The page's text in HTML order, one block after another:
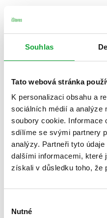
Souhlas
Tato webová stránka
K personalizaci obsahu a
sociálních médií a analýze
soubory cookie. Informace
sdílíme se svými partnery
analýzy. Partneři tyto
dalšími informacemi, které
získali v důsledku toho, že
souhlasu
Nutné